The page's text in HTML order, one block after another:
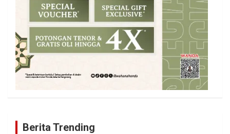
Berita Trending